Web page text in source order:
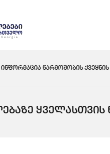
ᲘᲜᲤᲝᲠᲛᲐᲪᲘᲐ ᲬᲐᲠᲛᲝᲨᲝᲑᲘᲡ ᲥᲕᲔᲧᲜᲘᲡ